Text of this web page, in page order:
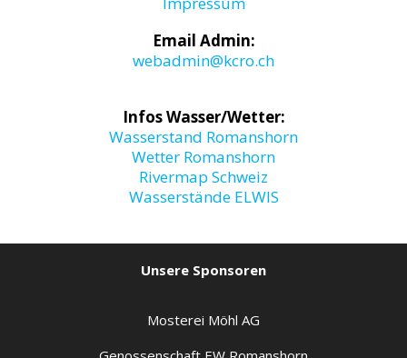
Email Admin:
webadmin@kcro.ch
Infos Wasser/Wetter:
Wasserstand Romanshorn
Wetter Romanshorn
Rivermap Schweiz
Wasserstände ELWIS
Unsere Sponsoren
Mosterei Möhl AG